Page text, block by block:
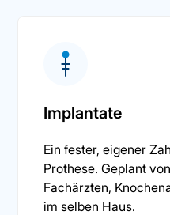
Implantate
Ein fester, eigener
Prothese. Geplant
Fachärzten,
im selben Haus.